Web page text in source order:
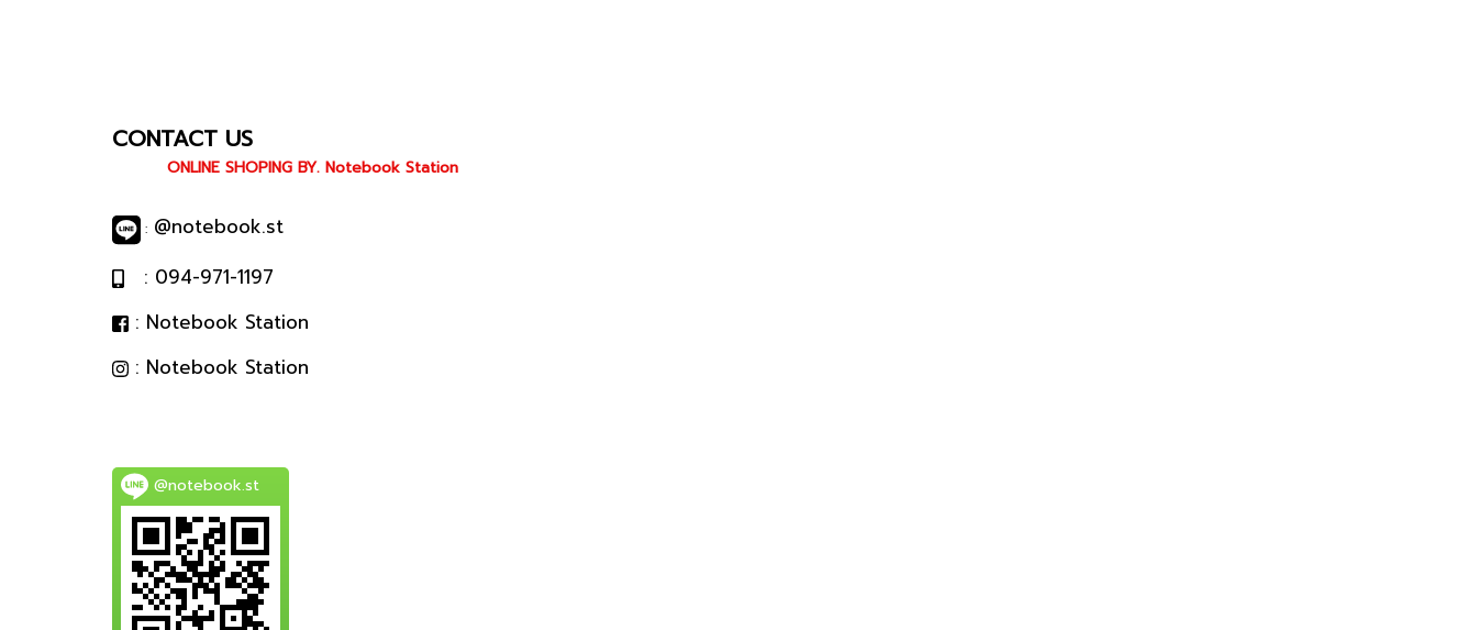
CONTACT US
ONLINE SHOPING BY. Notebook Station
: @notebook.st
: 094-971-1197
: Notebook Station
: Notebook Station
@notebook.st